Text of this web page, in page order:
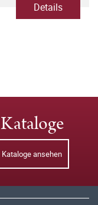
Details
Kataloge
Kataloge ansehen